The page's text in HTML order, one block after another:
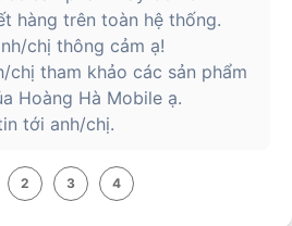
hàng trên toàn hệ thống.
chị thông cảm ạ!
chị tham khảo các sản phẩm
Hoàng Hà Mobile ạ.
tới anh/chị.
2 3 4